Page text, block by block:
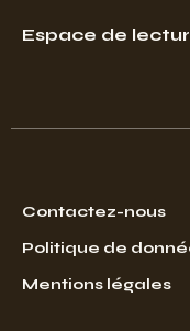
Espace de
Contactez-nous
Politique de
Mentions légales